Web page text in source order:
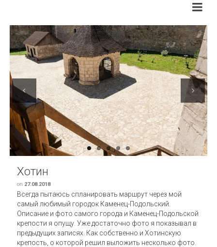
Previous Next
Хотин
on 27.08.2018
Всегда пытаюсь спланировать маршрут через мой
самый любимый городок Каменец-Подольский.
Описание и фото самого города и Каменец-Подольской
крепости я опущу. Уже достаточно фото я показывал в
предыдущих записях. Как собственно и Хотинскую
крепость, о которой решил выложить несколько фото.